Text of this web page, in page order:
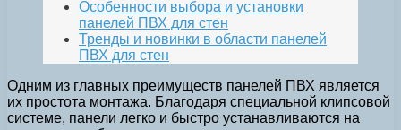
Особенности выбора и установки
панелей ПВХ для стен
Тренды и новинки в области панелей
ПВХ для стен
Одним из главных преимуществ панелей ПВХ является
их простота монтажа. Благодаря специальной клипсовой
системе, панели легко и быстро устанавливаются на